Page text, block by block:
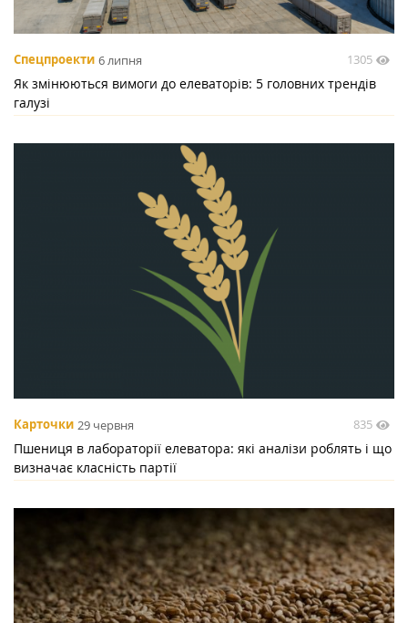
Спецпроекти 6 липня 1305
Як змінюються вимоги до елеваторів: 5 головних трендів
галузі
Карточки 29 червня 835
Пшениця в лабораторії елеватора: які аналізи роблять і що
визначає класність партії